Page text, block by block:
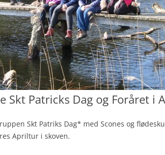
Skt Patricks Dag og Foråret i
Skt Patriks Dag* med Scones og
Apriltur i skoven.